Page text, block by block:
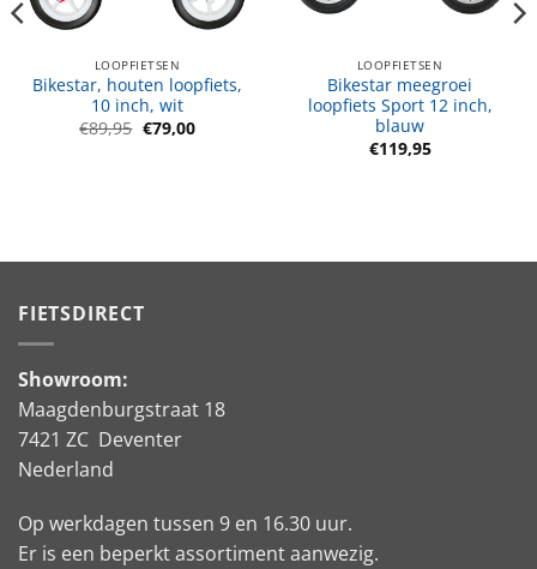
LOOPFIETSEN
Bikestar, houten loopfiets,
10 inch, wit
€89,95 Oorspronkelijke
prijs
€79,00Huidige
prijs
LOOPFIETSEN
Bikestar meegroei
loopfiets Sport 12 inch,
blauw
€119,95
FIETSDIRECT
Showroom:
Maagdenburgstraat 18
7421 ZC Deventer
Nederland
Op werkdagen tussen 9 en 16.30 uur.
Er is een beperkt assortiment aanwezig.